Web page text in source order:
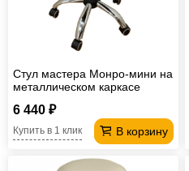
Стул мастера Монро-мини на
металлическом каркасе
6 440 ₽
В корзину
Купить в 1 клик